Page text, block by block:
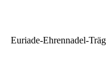
Euriade-Ehrennadel-